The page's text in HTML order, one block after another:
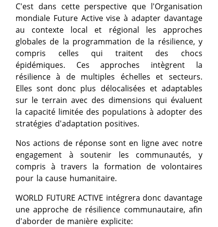
C'est dans cette perspective que l'Organisation
mondiale Future Active vise à adapter davantage
au contexte local et régional les approches
globales de la programmation de la résilience, y
compris celles qui traitent des chocs
épidémiques. Ces approches intègrent la
résilience à de multiples échelles et secteurs.
Elles sont donc plus délocalisées et adaptables
sur le terrain avec des dimensions qui évaluent
la capacité limitée des populations à adopter des
stratégies d'adaptation positives.
Nos actions de réponse sont en ligne avec notre
engagement à soutenir les communautés, y
compris à travers la formation de volontaires
pour la cause humanitaire.
WORLD FUTURE ACTIVE intégrera donc davantage
une approche de résilience communautaire, afin
d'aborder de manière explicite: